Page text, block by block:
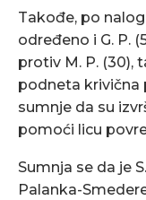
Takođe, po
određeno i G. P.
protiv M. P. (30),
podneta krivična
sumnje da su
pomoći licu
Sumnja se da je
Palanka-